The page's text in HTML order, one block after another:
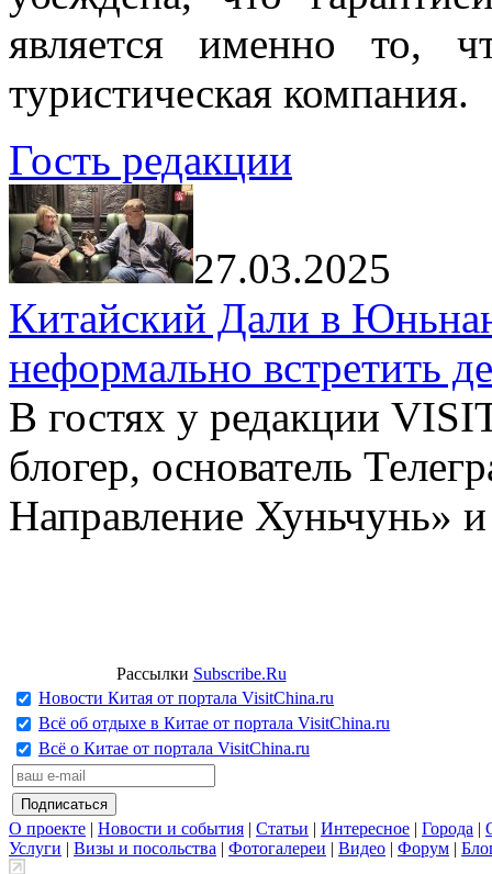
является именно то,
туристическая компания.
Гость редакции
27.03.2025
Китайский Дали в
неформально встретить
В гостях у редакции
блогер, основатель
Направление Хуньчунь»
Рассылки Subscribe.Ru
Новости Китая от портала VisitChina.ru
Всё об отдыхе в Китае от портала VisitChina.ru
Всё о Китае от портала VisitChina.ru
О проекте | Новости и события | Статьи | Интересное | Города |
Услуги | Визы и посольства | Фотогалереи | Видео | Форум |